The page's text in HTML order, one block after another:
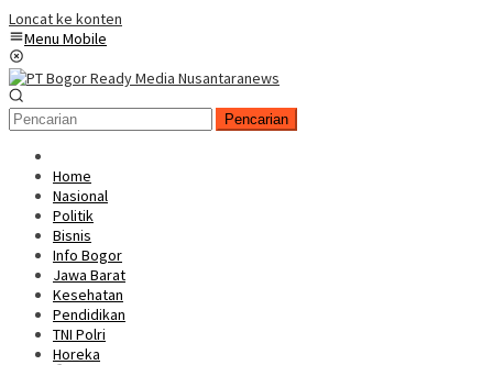
Loncat ke konten
Menu Mobile
Pencarian
Home
Nasional
Politik
Bisnis
Info Bogor
Jawa Barat
Kesehatan
Pendidikan
TNI Polri
Horeka